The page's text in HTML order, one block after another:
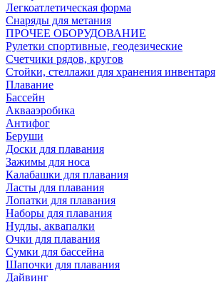
Легкоатлетическая форма
Снаряды для метания
ПРОЧЕЕ ОБОРУДОВАНИЕ
Рулетки спортивные, геодезические
Счетчики рядов, кругов
Стойки, стеллажи для хранения инвентаря
Плавание
Бассейн
Аквааэробика
Антифог
Беруши
Доски для плавания
Зажимы для носа
Калабашки для плавания
Ласты для плавания
Лопатки для плавания
Наборы для плавания
Нудлы, аквапалки
Очки для плавания
Сумки для бассейна
Шапочки для плавания
Дайвинг